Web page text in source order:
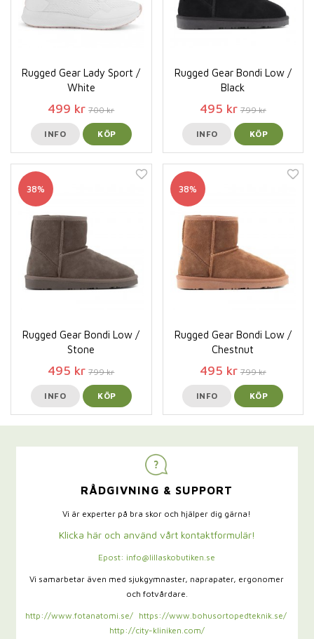
Rugged Gear Lady Sport /
White
499 kr 700 kr
INFO KÖP
Rugged Gear Bondi Low /
Black
495 kr 799 kr
INFO KÖP
38%
Rugged Gear Bondi Low /
Stone
495 kr 799 kr
INFO KÖP
38%
Rugged Gear Bondi Low /
Chestnut
495 kr 799 kr
INFO KÖP
RÅDGIVNING & SUPPORT
Vi är experter på bra skor och hjälper dig gärna!
Klicka här och använd vårt kontaktformulär!
Epost: info@lillaskobutiken.se
Vi samarbetar även med sjukgymnaster, naprapater, ergonomer
och fotvårdare.
http://www.fotanatomi.se/
https://www.bohusortopedteknik.se/
http://city-kliniken.com/